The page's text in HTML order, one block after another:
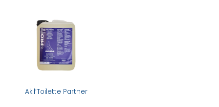
Akil’Toilette Partner